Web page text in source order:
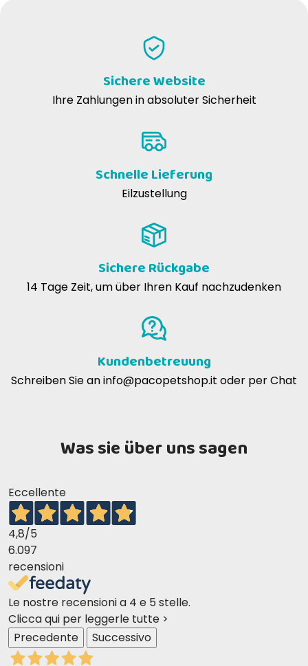
Sichere Website
Ihre Zahlungen in absoluter Sicherheit
Schnelle Lieferung
Eilzustellung
Sichere Rückgabe
14 Tage Zeit, um über Ihren Kauf nachzudenken
Kundenbetreuung
Schreiben Sie aninfo@pacopetshop.it oder per Chat
Was sie über uns sagen
Eccellente
4,8/5
6.097
recensioni
Le nostre recensioni a 4 e 5 stelle.
Clicca qui per leggerle tutte >
Precedente
Successivo